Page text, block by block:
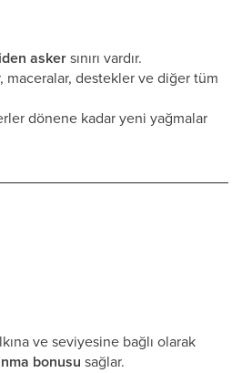
askersınırı vardır.
maceralar, destekler ve diğer tüm
dönene kadar yeni yağmalar
ve seviyesine bağlı olarak
bonusu sağlar.